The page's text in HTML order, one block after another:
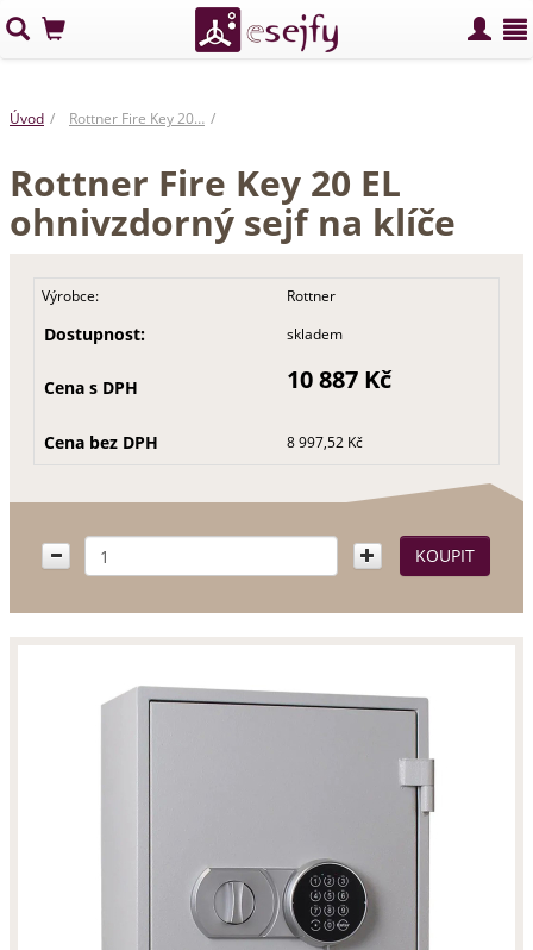
Úvod Rottner Fire Key 20…
Rottner Fire Key 20 EL
ohnivzdorný sejf na klíče
Výrobce: Rottner
Dostupnost: skladem
Cena s DPH 10 887 Kč
Cena bez DPH 8 997,52 Kč